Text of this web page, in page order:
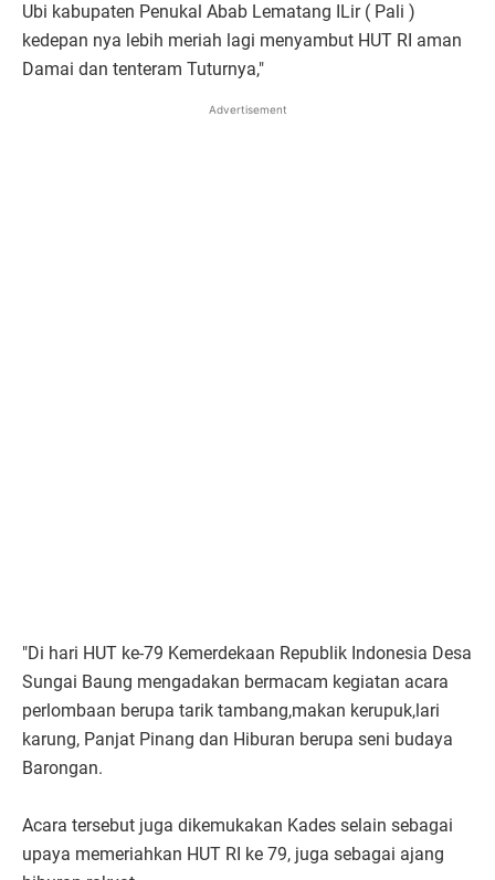
Ubi kabupaten Penukal Abab Lematang ILir ( Pali )
kedepan nya lebih meriah lagi menyambut HUT RI aman
Damai dan tenteram Tuturnya,"
Advertisement
"Di hari HUT ke-79 Kemerdekaan Republik Indonesia Desa
Sungai Baung mengadakan bermacam kegiatan acara
perlombaan berupa tarik tambang,makan kerupuk,lari
karung, Panjat Pinang dan Hiburan berupa seni budaya
Barongan.
Acara tersebut juga dikemukakan Kades selain sebagai
upaya memeriahkan HUT RI ke 79, juga sebagai ajang